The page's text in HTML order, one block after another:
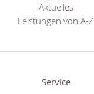
Aktuelles
Leistungen von A-Z
Service